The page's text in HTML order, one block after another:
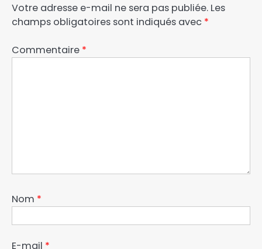
Votre adresse e-mail ne sera pas publiée. Les
champs obligatoires sont indiqués avec *
Commentaire *
Nom *
E-mail *